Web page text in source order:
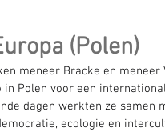
(Polen)
meneer Bracke en
in Polen voor een
dagen werkten ze
ecologie en